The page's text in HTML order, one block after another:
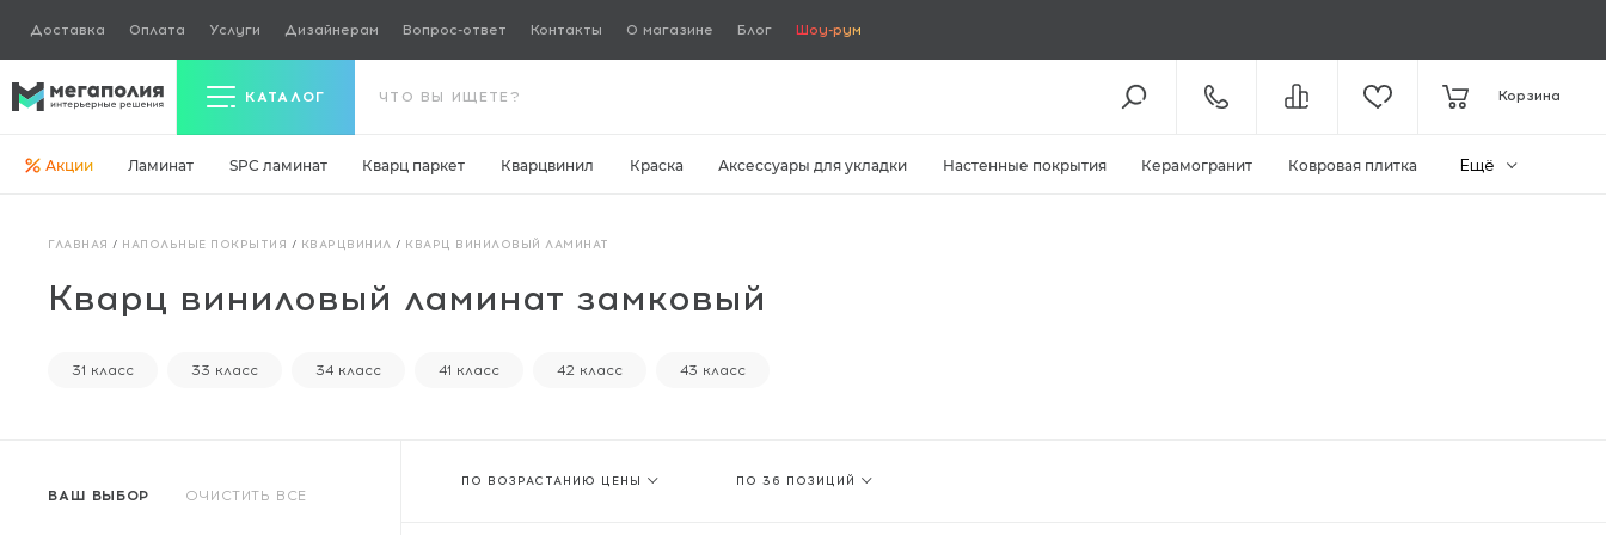
Доставка Оплата Услуги Дизайнерам Вопрос-ответ Контакты О магазине Блог Шоу-рум
8 (800) 301-61-43
КОЛЛ-ЦЕНТР / С 11:00
КАТАЛОГ
Кварц паркет
Инженерная доска
Корзина
Акции Ламинат SPC ламинат Кварц паркет Кварцвинил Краска Аксессуары для укладки Настенные покрытия Керамогранит Ковровая плитка Ещё
ГЛАВНАЯ / НАПОЛЬНЫЕ ПОКРЫТИЯ / КВАРЦВИНИЛ / КВАРЦ ВИНИЛОВЫЙ ЛАМИНАТ
Кварц виниловый ламинат замковый
31 класс 33 класс 34 класс 41 класс 42 класс 43 класс
ВАШ ВЫБОР ОЧИСТИТЬ ВСЕ
ПО ВОЗРАСТАНИЮ ЦЕНЫ ПО 36 ПОЗИЦИЙ